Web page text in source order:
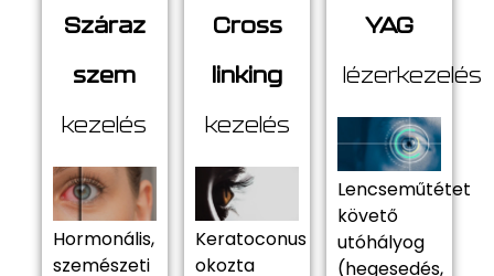
Száraz
szem
kezelés
Hormonális,
szemészeti
Cross
linking
kezelés
Keratoconus
okozta
YAG
lézerkezelés
Lencseműtétet
követő
utóhályog
(hegesedés,